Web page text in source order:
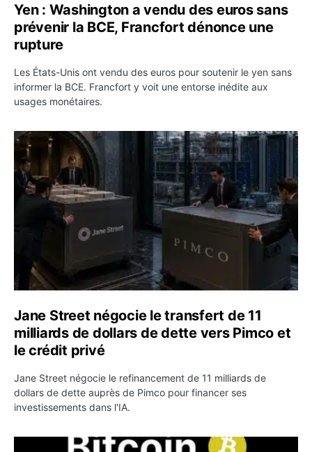
Yen : Washington a vendu des euros sans
prévenir la BCE, Francfort dénonce une
rupture
Les États-Unis ont vendu des euros pour soutenir le yen sans
informer la BCE. Francfort y voit une entorse inédite aux
usages monétaires.
Jane Street négocie le transfert de 11 milliards de
Jane Street négocie le transfert de 11
milliards de dollars de dette vers Pimco et
le crédit privé
Jane Street négocie le refinancement de 11 milliards de
dollars de dette auprès de Pimco pour financer ses
investissements dans l'IA.
Bitcoin stagne à 64 000 dollars pendant que les